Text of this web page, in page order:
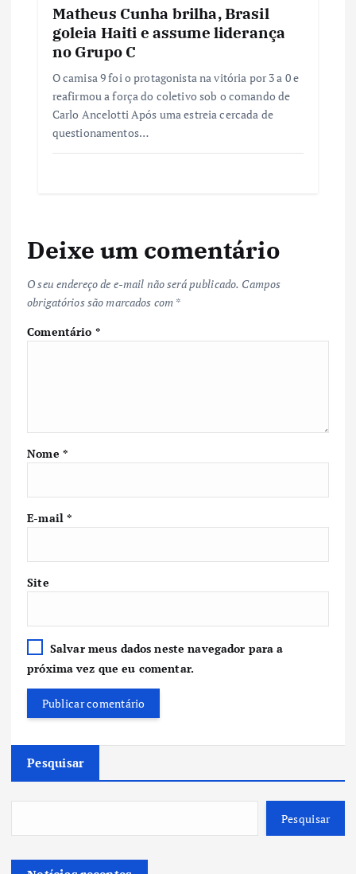
Matheus Cunha brilha, Brasil
goleia Haiti e assume liderança
no Grupo C
O camisa 9 foi o protagonista na vitória por 3 a 0 e
reafirmou a força do coletivo sob o comando de
Carlo Ancelotti Após uma estreia cercada de
questionamentos…
Deixe um comentário
O seu endereço de e-mail não será publicado. Campos
obrigatórios são marcados com *
Comentário *
Nome *
E-mail*
Site
Salvar meus dados neste navegador para a
próxima vez que eu comentar.
Pesquisar
Pesquisar